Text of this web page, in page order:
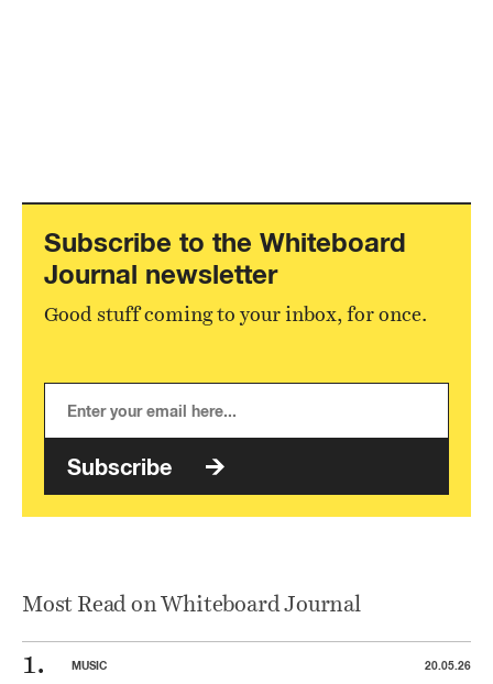
Subscribe to the Whiteboard
Journal newsletter
Good stuff coming to your inbox, for once.
Subscribe
Most Read on Whiteboard Journal
MUSIC 20.05.26